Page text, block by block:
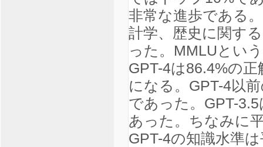
非常な進歩である
計学、歴史に関す
った。MMLUとい
GPT-4は86.4%の
になる。GPT-4以
であった。GPT-
あった。ちなみに
GPT-4の知識水準